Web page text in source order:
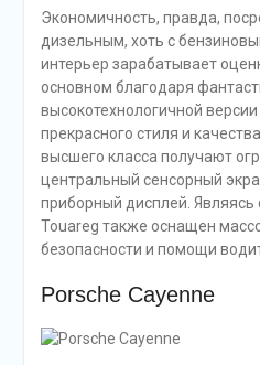
Экономичность, правда,
дизельным, хоть с
интерьер зарабатывает
основном благодаря
высокотехнологичной
прекрасного стиля и
высшего класса получают
центральный сенсорный
приборный дисплей. Являясь
Touareg также оснащен
безопасности и помощи
Porsche Cayenne